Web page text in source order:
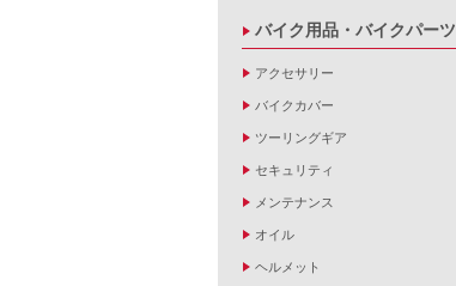
バイク用品・バイクパーツ
アクセサリー
バイクカバー
ツーリングギア
セキュリティ
メンテナンス
オイル
ヘルメット